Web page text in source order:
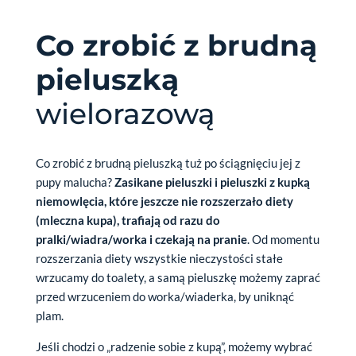
Co zrobić z brudną
pieluszką
wielorazową
Co zrobić z brudną pieluszką tuż po ściągnięciu jej z
pupy malucha?Zasikane pieluszki i pieluszki z kupką
niemowlęcia, które jeszcze nie rozszerzało diety
(mleczna kupa), trafiają od razu do
pralki/wiadra/worka i czekają na pranie. Od momentu
rozszerzania diety wszystkie nieczystości stałe
wrzucamy do toalety, a samą pieluszkę możemy zaprać
przed wrzuceniem do worka/wiaderka, by uniknąć
plam.
Jeśli chodzi o „radzenie sobie z kupą”, możemy wybrać